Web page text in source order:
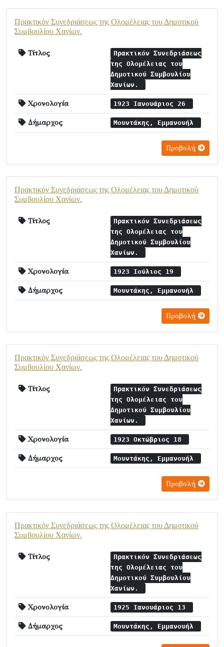
Πρακτικόν Συνεδριάσεως της Ολομέλειας του Δημοτικού
Συμβουλίου Χανίων.
Τίτλος
Πρακτικόν Συνεδριάσεως
της Ολομέλειας του
Δημοτικού Συμβουλίου
Χανίων.
Χρονολογία 1923 Ιανουάριος 26
Δήμαρχος Μουντάκης, Εμμανουήλ
Προβολή
Πρακτικόν Συνεδριάσεως της Ολομέλειας του Δημοτικού
Συμβουλίου Χανίων.
Τίτλος
Πρακτικόν Συνεδριάσεως
της Ολομέλειας του
Δημοτικού Συμβουλίου
Χανίων.
Χρονολογία 1923 Ιούλιος 19
Δήμαρχος Μουντάκης, Εμμανουήλ
Προβολή
Πρακτικόν Συνεδριάσεως της Ολομέλειας του Δημοτικού
Συμβουλίου Χανίων.
Τίτλος
Πρακτικόν Συνεδριάσεως
της Ολομέλειας του
Δημοτικού Συμβουλίου
Χανίων.
Χρονολογία 1923 Οκτώβριος 18
Δήμαρχος Μουντάκης, Εμμανουήλ
Προβολή
Πρακτικόν Συνεδριάσεως της Ολομέλειας του Δημοτικού
Συμβουλίου Χανίων.
Τίτλος
Πρακτικόν Συνεδριάσεως
της Ολομέλειας του
Δημοτικού Συμβουλίου
Χανίων.
Χρονολογία 1925 Ιανουάριος 13
Δήμαρχος Μουντάκης, Εμμανουήλ